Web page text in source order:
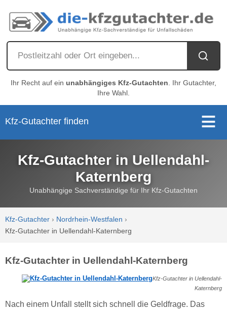
Ihr Recht auf ein unabhängiges Kfz-Gutachten . Ihr Gutachter,
Ihre Wahl.
Kfz-Gutachter finden
Kfz-Gutachter in Uellendahl-
Katernberg
Unabhängige Sachverständige für Ihr Kfz-Gutachten
Kfz-Gutachter › Nordrhein-Westfalen ›
Kfz-Gutachter in Uellendahl-Katernberg
Kfz-Gutachter in Uellendahl-Katernberg
Kfz-Gutachter in Uellendahl-
Katernberg
Nach einem Unfall stellt sich schnell die Geldfrage. Das